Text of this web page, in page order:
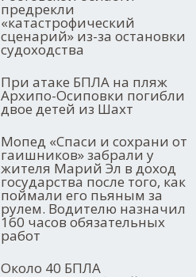
предрекли
«катастрофический
сценарий» из-за остановки
судоходства
При атаке БПЛА на пляж
Архипо-Осиповки погибли
двое детей из Шахт
Мопед «Спаси и сохрани от
гаишников» забрали у
жителя Марий Эл в доход
государства после того, как
поймали его пьяным за
рулем. Водителю назначил
160 часов обязательных
работ
Около 40 БПЛА